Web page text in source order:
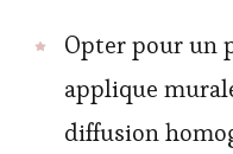
Opter pour un
applique
diffusion